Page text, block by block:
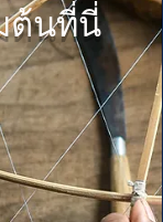
ต้นที่นี่